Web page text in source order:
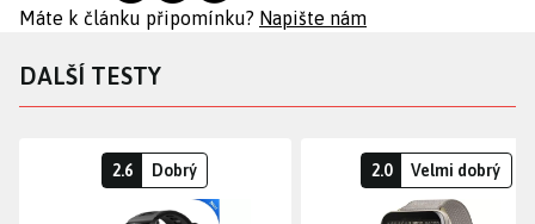
Máte k článku připomínku? Napište nám
DALŠÍ TESTY
2.6 Dobrý 2.0 Velmi dobrý